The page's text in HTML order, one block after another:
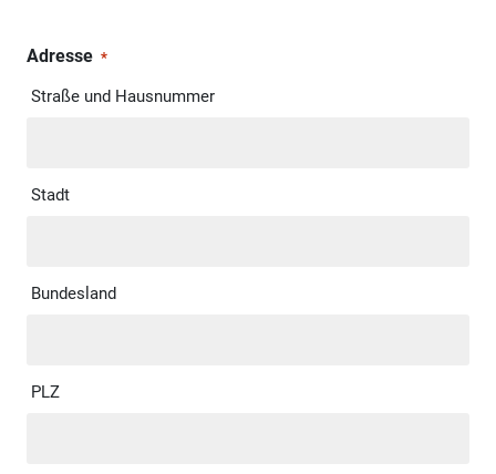
Adresse *
Straße und Hausnummer
Stadt
Bundesland
PLZ